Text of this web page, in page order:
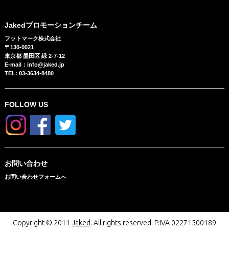
Jakedプロモーションチーム
フットマーク株式会社
〒130-0021
東京都 墨田区 緑 2-7-12
E-mail：info@jaked.jp
TEL: 03-3634-8480
FOLLOW US
お問い合わせ
お問い合わせフォームへ
Copyright © 2011 Jaked. All rights reserved. P.IVA 02271500189